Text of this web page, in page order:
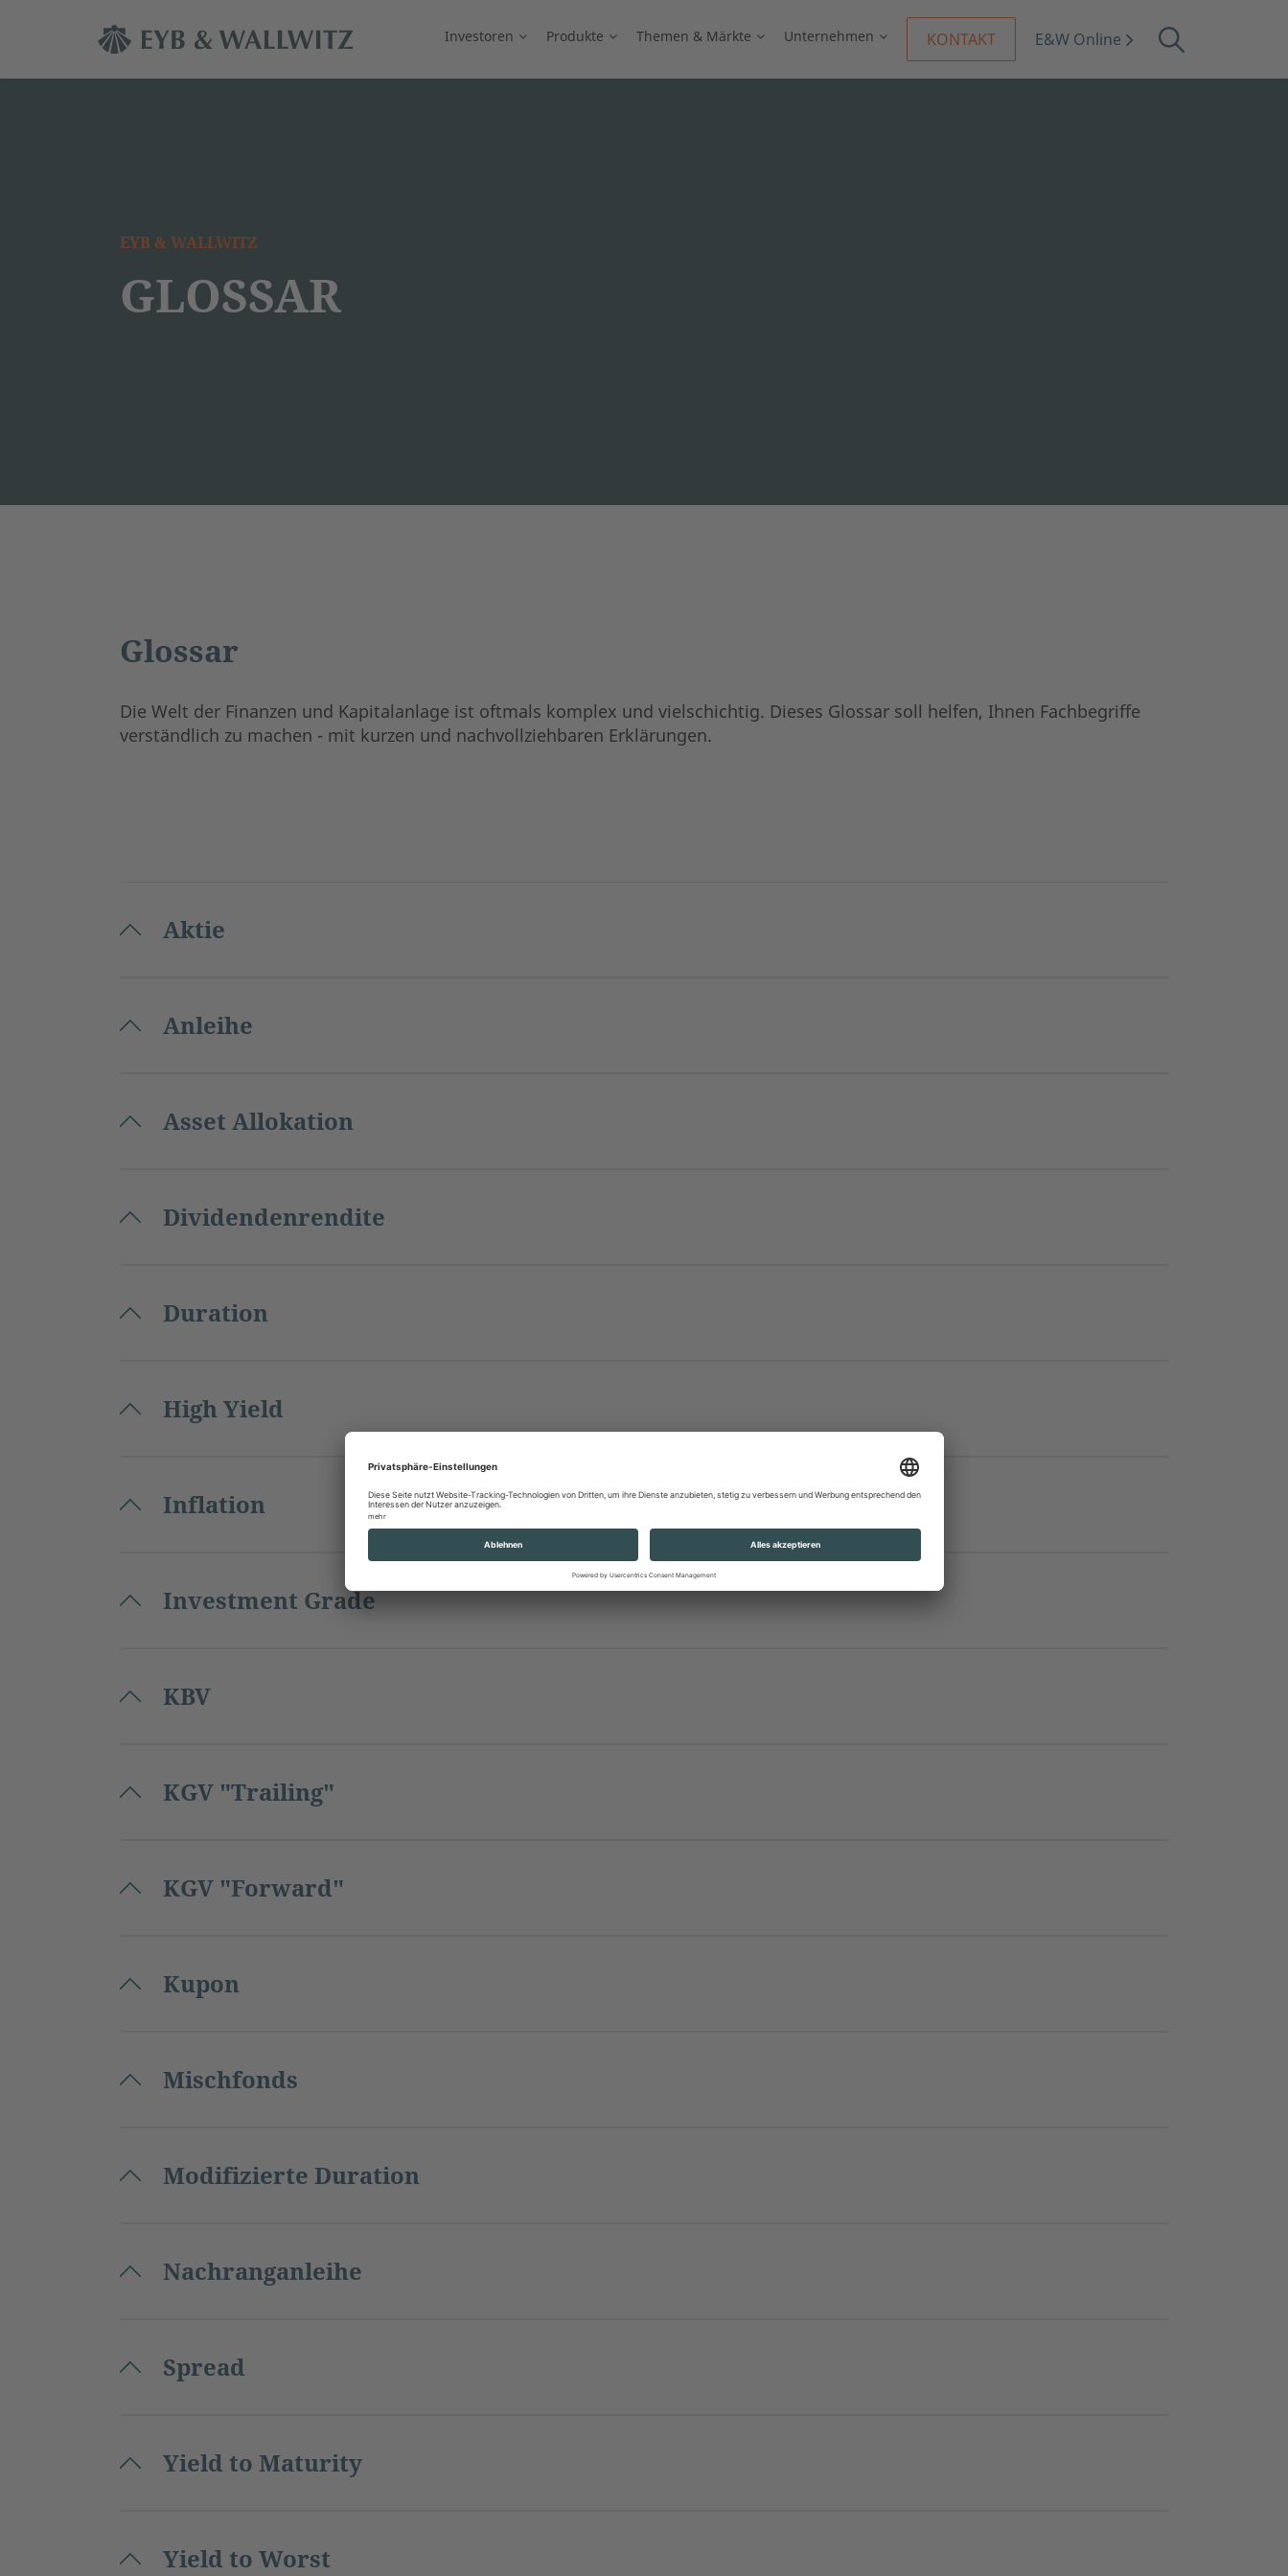
Investoren Produkte Themen & Märkte Unternehmen KONTAKT E&W Online
EYB & WALLWITZ
GLOSSAR
Glossar
Die Welt der Finanzen und Kapitalanlage ist oftmals komplex und vielschichtig. Dieses Glossar soll helfen, Ihnen Fachbegriffe
verständlich zu machen - mit kurzen und nachvollziehbaren Erklärungen.
Aktie
Anleihe
Asset Allokation
Dividendenrendite
Duration
High Yield
Inflation
Investment Grade
KBV
KGV "Trailing"
KGV "Forward"
Kupon
Mischfonds
Modifizierte Duration
Nachranganleihe
Spread
Yield to Maturity
Yield to Worst